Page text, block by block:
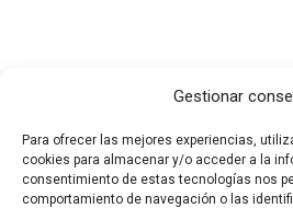
Gestionar
Para ofrecer las mejores experiencias,
cookies para almacenar y/o acceder a la
consentimiento de estas tecnologías nos
comportamiento de navegación o las